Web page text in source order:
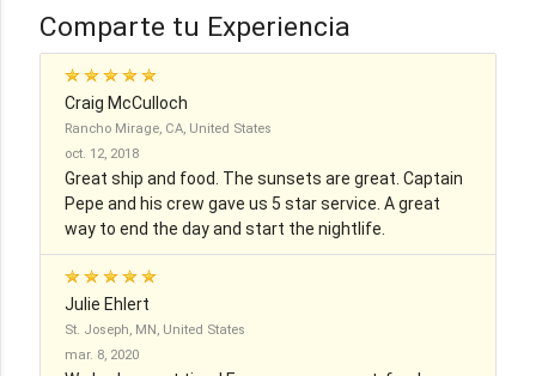
Comparte tu Experiencia
Craig McCulloch
Rancho Mirage, CA, United States
oct. 12, 2018
Great ship and food. The sunsets are great. Captain
Pepe and his crew gave us 5 star service. A great
way to end the day and start the nightlife.
Julie Ehlert
St. Joseph, MN, United States
mar. 8, 2020